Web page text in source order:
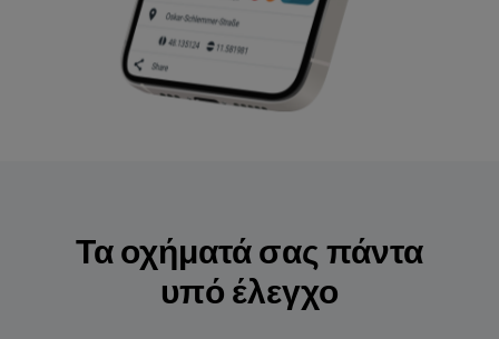
Τα οχήματά σας πάντα
υπό έλεγχο